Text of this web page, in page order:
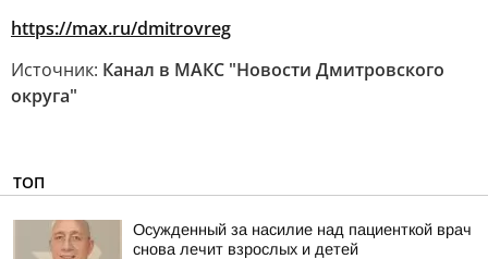
https://max.ru/dmitrovreg
Источник: Канал в МАКС "Новости Дмитровского
округа"
ТОП
Осужденный за насилие над пациенткой врач
снова лечит взрослых и детей